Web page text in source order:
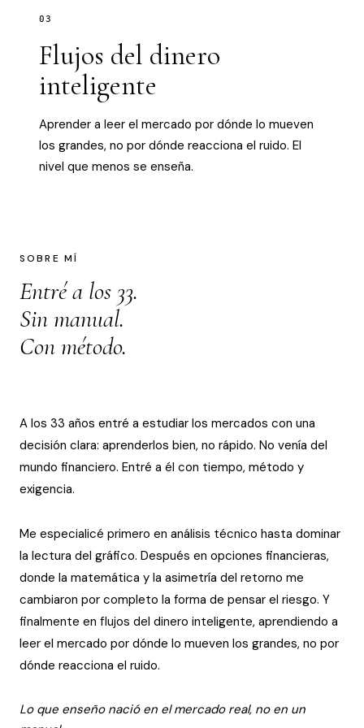
03
Flujos del dinero
inteligente
Aprender a leer el mercado por dónde lo mueven
los grandes, no por dónde reacciona el ruido. El
nivel que menos se enseña.
SOBRE MÍ
Entré a los 33.
Sin manual.
Con método.
A los 33 años entré a estudiar los mercados con una
decisión clara: aprenderlos bien, no rápido. No venía del
mundo financiero. Entré a él con tiempo, método y
exigencia.
Me especialicé primero en análisis técnico hasta dominar
la lectura del gráfico. Después en opciones financieras,
donde la matemática y la asimetría del retorno me
cambiaron por completo la forma de pensar el riesgo. Y
finalmente en flujos del dinero inteligente, aprendiendo a
leer el mercado por dónde lo mueven los grandes, no por
dónde reacciona el ruido.
Lo que enseño nació en el mercado real, no en un